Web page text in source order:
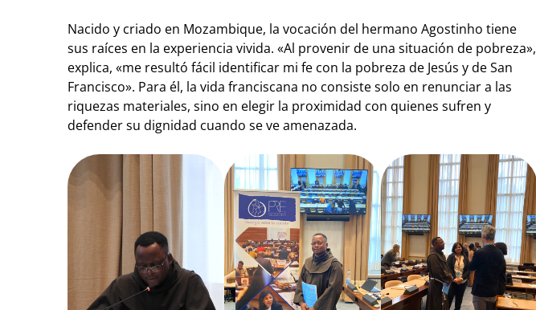
Nacido y criado en Mozambique, la vocación del hermano Agostinho tiene
sus raíces en la experiencia vivida. «Al provenir de una situación de pobreza»,
explica, «me resultó fácil identificar mi fe con la pobreza de Jesús y de San
Francisco». Para él, la vida franciscana no consiste solo en renunciar a las
riquezas materiales, sino en elegir la proximidad con quienes sufren y
defender su dignidad cuando se ve amenazada.